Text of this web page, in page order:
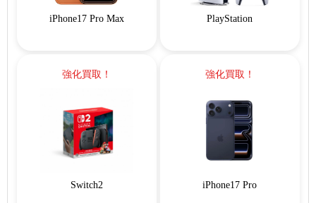
iPhone17 Pro Max PlayStation
強化買取！
Switch2
強化買取！
iPhone17 Pro